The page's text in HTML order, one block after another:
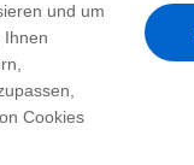
und um
Ihnen
Cookies